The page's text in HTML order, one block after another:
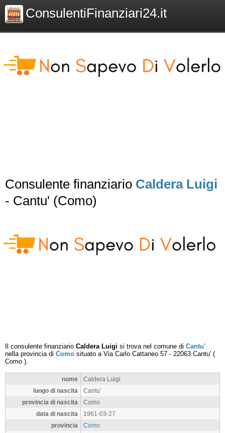
ConsulentiFinanziari24.it
Consulente finanziario Caldera Luigi
- Cantu' (Como)
Il consulente finanziario Caldera Luigi si trova nel comune di Cantu'
nella provincia di Como situato a Via Carlo Cattaneo 57 - 22063 Cantu' (
Como ).
nome
Caldera Luigi
luogo di nascita
Cantu'
provincia di nascita
Como
data di nascita
1961-03-27
provincia
Como